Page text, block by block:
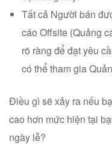
Tất cả Người bán
cáo Offsite (Quảng
rõ ràng để đạt yêu
có thể tham gia
Điều gì sẽ xảy ra nếu
cao hơn mức hiện tại
ngày lễ?